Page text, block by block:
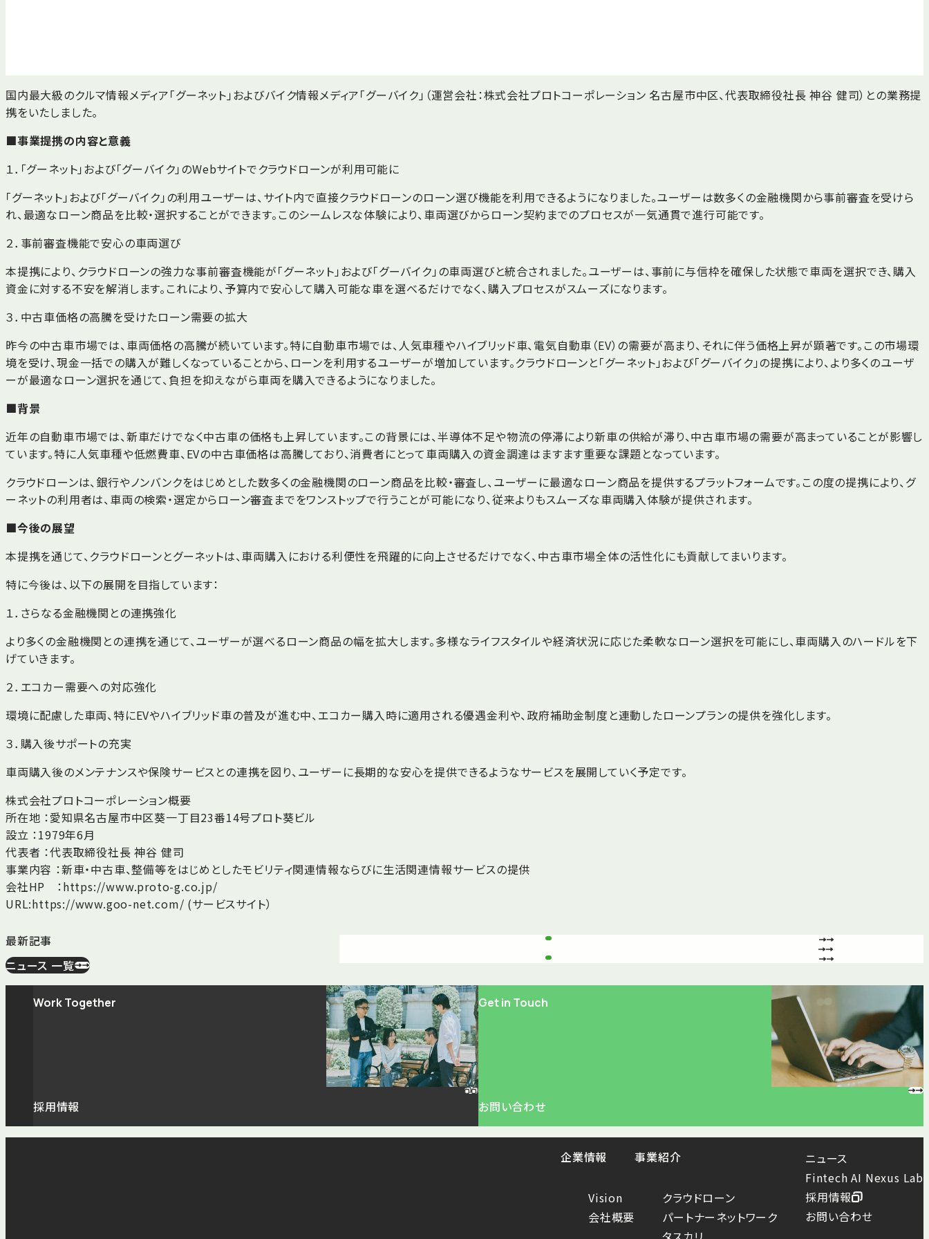
国内最大級のクルマ情報メディア「グーネット」およびバイク情報メディア「グーバイク」（運営会社：株式会社プロトコーポレーション 名古屋市中区、代表取締役社長 神谷 健司）との業務提
携をいたしました。
■事業提携の内容と意義
１．「グーネット」および「グーバイク」のWebサイトでクラウドローンが利用可能に
「グーネット」および「グーバイク」の利用ユーザーは、サイト内で直接クラウドローンのローン選び機能を利用できるようになりました。ユーザーは数多くの金融機関から事前審査を受けら
れ、最適なローン商品を比較・選択することができます。このシームレスな体験により、車両選びからローン契約までのプロセスが一気通貫で進行可能です。
２．事前審査機能で安心の車両選び
本提携により、クラウドローンの強力な事前審査機能が「グーネット」および「グーバイク」の車両選びと統合されました。ユーザーは、事前に与信枠を確保した状態で車両を選択でき、購入
資金に対する不安を解消します。これにより、予算内で安心して購入可能な車を選べるだけでなく、購入プロセスがスムーズになります。
３．中古車価格の高騰を受けたローン需要の拡大
昨今の中古車市場では、車両価格の高騰が続いています。特に自動車市場では、人気車種やハイブリッド車、電気自動車（EV）の需要が高まり、それに伴う価格上昇が顕著です。この市場環
境を受け、現金一括での購入が難しくなっていることから、ローンを利用するユーザーが増加しています。クラウドローンと「グーネット」および「グーバイク」の提携により、より多くのユーザ
ーが最適なローン選択を通じて、負担を抑えながら車両を購入できるようになりました。
■背景
近年の自動車市場では、新車だけでなく中古車の価格も上昇しています。この背景には、半導体不足や物流の停滞により新車の供給が滞り、中古車市場の需要が高まっていることが影響し
ています。特に人気車種や低燃費車、EVの中古車価格は高騰しており、消費者にとって車両購入の資金調達はますます重要な課題となっています。
クラウドローンは、銀行やノンバンクをはじめとした数多くの金融機関のローン商品を比較・審査し、ユーザーに最適なローン商品を提供するプラットフォームです。この度の提携により、グ
ーネットの利用者は、車両の検索・選定からローン審査までをワンストップで行うことが可能になり、従来よりもスムーズな車両購入体験が提供されます。
■今後の展望
本提携を通じて、クラウドローンとグーネットは、車両購入における利便性を飛躍的に向上させるだけでなく、中古車市場全体の活性化にも貢献してまいります。
特に今後は、以下の展開を目指しています：
１．さらなる金融機関との連携強化
より多くの金融機関との連携を通じて、ユーザーが選べるローン商品の幅を拡大します。多様なライフスタイルや経済状況に応じた柔軟なローン選択を可能にし、車両購入のハードルを下
げていきます。
２．エコカー需要への対応強化
環境に配慮した車両、特にEVやハイブリッド車の普及が進む中、エコカー購入時に適用される優遇金利や、政府補助金制度と連動したローンプランの提供を強化します。
３．購入後サポートの充実
車両購入後のメンテナンスや保険サービスとの連携を図り、ユーザーに長期的な安心を提供できるようなサービスを展開していく予定です。
株式会社プロトコーポレーション概要
所在地 ：愛知県名古屋市中区葵一丁目23番14号プロト葵ビル
設立 ：1979年6月
代表者 ：代表取締役社長 神谷 健司
事業内容 ：新車・中古車、整備等をはじめとしたモビリティ関連情報ならびに生活関連情報サービスの提供
会社HP ：https://www.proto-g.co.jp/
URL:https://www.goo-net.com/ (サービスサイト）
最新記事
ニュース 一覧
Work Together
採用情報
Get in Touch
お問い合わせ
企業情報
Vision
会社概要
事業紹介
クラウドローン
パートナーネットワーク
ニュース
Fintech AI Nexus Lab
採用情報
お問い合わせ